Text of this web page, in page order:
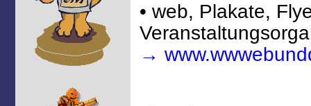
• web, Plakate,
→